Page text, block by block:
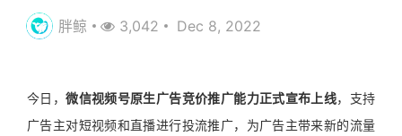
胖鲸 3,042 Dec 8, 2022
今日，微信视频号原生广告竞价推广能力正式宣布上线，支持
广告主对短视频和直播进行投流推广，为广告主带来新的流量